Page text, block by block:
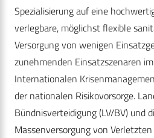
Spezialisierung auf eine
verlegbare, möglichst flexible
Versorgung von wenigen
zunehmenden Einsatzszenaren
Internationalen
der nationalen Risikovorsorge.
Bündnisverteidigung (LV/BV) und
Massenversorgung von